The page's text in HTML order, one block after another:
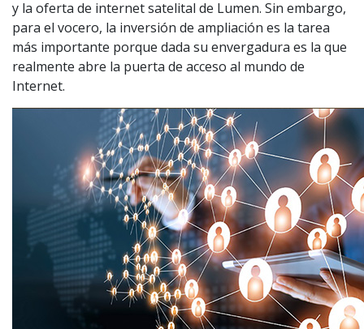
y la oferta de internet satelital de Lumen. Sin embargo,
para el vocero, la inversión de ampliación es la tarea
más importante porque dada su envergadura es la que
realmente abre la puerta de acceso al mundo de
Internet.